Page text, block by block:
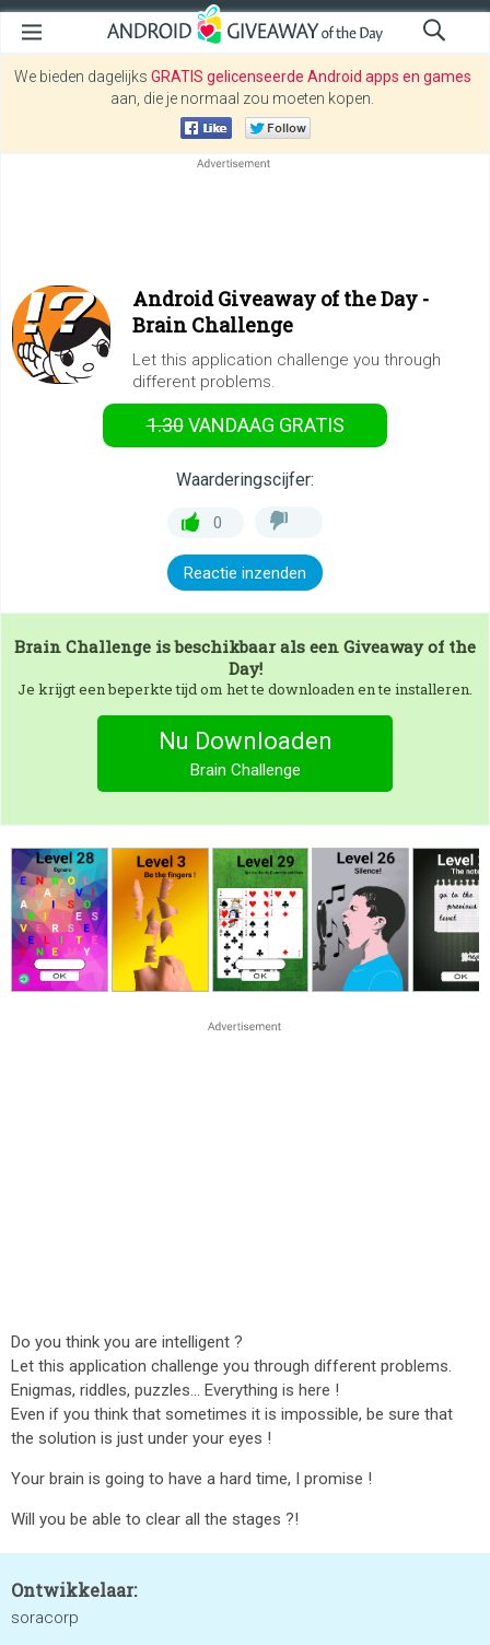
We bieden dagelijks GRATIS gelicenseerde Android apps en games
aan, die je normaal zou moeten kopen.
Android Giveaway of the Day -
Brain Challenge
Let this application challenge you through
different problems.
1.30VANDAAG GRATIS
Waarderingscijfer:
0
Reactie inzenden
Brain Challenge is beschikbaar als een Giveaway of the
Day!
Je krijgt een beperkte tijd om het te downloaden en te installeren.
Nu Downloaden
Brain Challenge
Do you think you are intelligent ?
Let this application challenge you through different problems.
Enigmas, riddles, puzzles... Everything is here !
Even if you think that sometimes it is impossible, be sure that
the solution is just under your eyes !
Your brain is going to have a hard time, I promise !
Will you be able to clear all the stages ?!
Ontwikkelaar:
soracorp